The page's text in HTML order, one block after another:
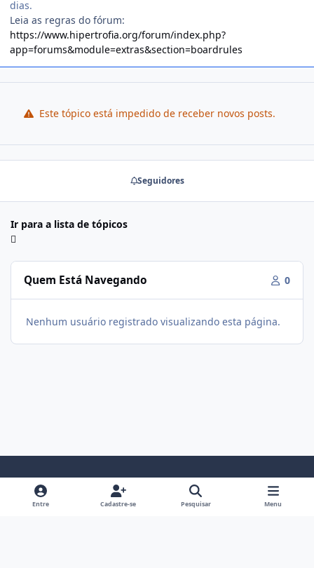
dias.
Leia as regras do fórum:
https://www.hipertrofia.org/forum/index.php?
app=forums&module=extras&section=boardrules
Este tópico está impedido de receber novos posts.
Seguidores
Ir para a lista de tópicos
Quem Está Navegando 0
Nenhum usuário registrado visualizando esta página.
Modo ClaroModo EscuroPreferência do Sistema
i
Entre Cadastre-se Pesquisar Menu